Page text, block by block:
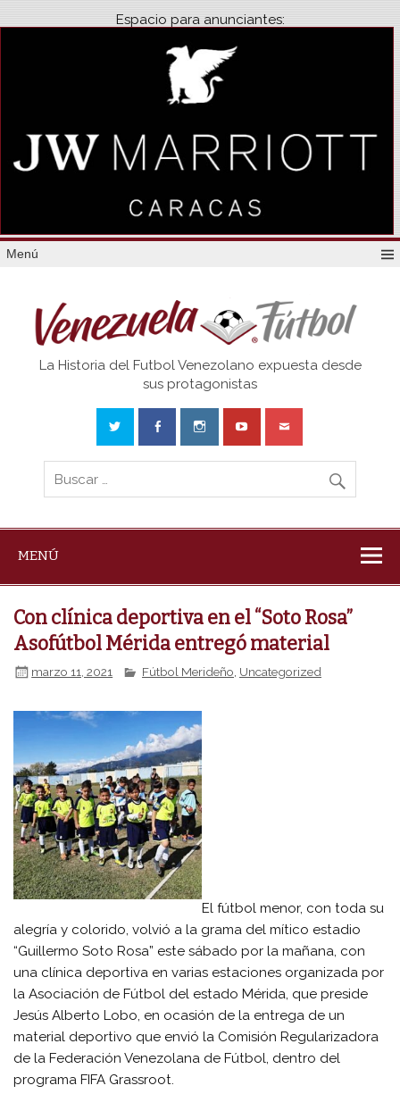
Espacio para anunciantes:
Menú
Venezuela
La Historia del Futbol Venezolano expuesta desde
sus protagonistas
MENÚ
Con clínica deportiva en el “Soto Rosa”
Asofútbol Mérida entregó material
marzo 11, 2021 Fútbol Merideño Uncategorized
El fútbol menor, con toda su
alegría y colorido, volvió a la grama del mítico estadio
“Guillermo Soto Rosa” este sábado por la mañana, con
una clínica deportiva en varias estaciones organizada por
la Asociación de Fútbol del estado Mérida, que preside
Jesús Alberto Lobo, en ocasión de la entrega de un
material deportivo que envió la Comisión Regularizadora
de la Federación Venezolana de Fútbol, dentro del
programa FIFA Grassroot.